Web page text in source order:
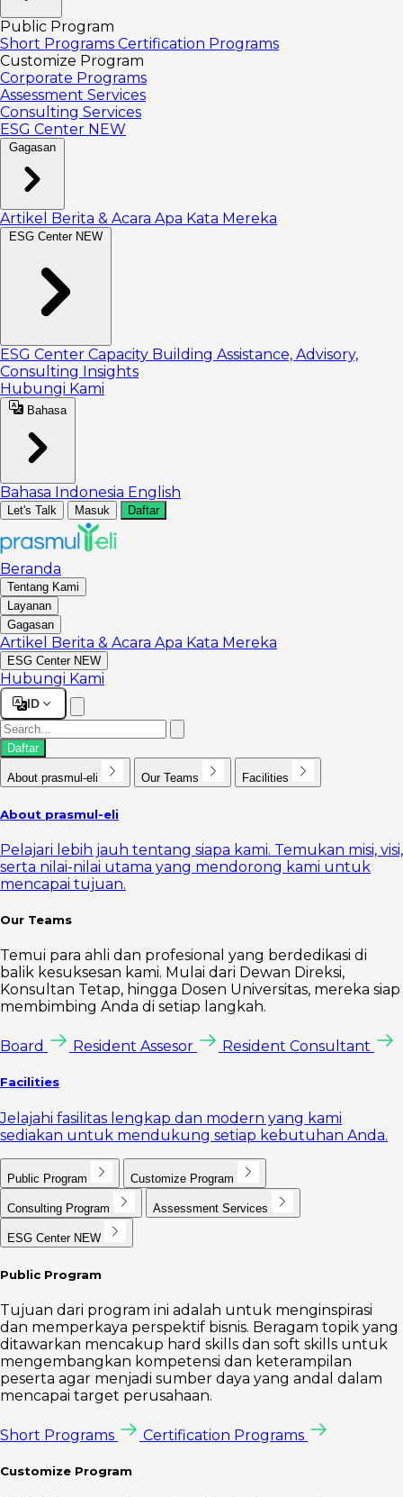
Public Program
Short Programs Certification Programs
Customize Program
Corporate Programs
Assessment Services
Consulting Services
ESG Center NEW
Gagasan
Artikel Berita & Acara Apa Kata Mereka
ESG Center NEW
ESG Center Capacity Building Assistance, Advisory,
Consulting Insights
Hubungi Kami
Bahasa
Bahasa Indonesia English
Let's Talk Masuk Daftar
Beranda
Tentang Kami
Layanan
Gagasan
Artikel Berita & Acara Apa Kata Mereka
ESG Center NEW
Hubungi Kami
ID
Daftar
About prasmul-eli Our Teams Facilities
About prasmul-eli
Pelajari lebih jauh tentang siapa kami. Temukan misi, visi,
serta nilai-nilai utama yang mendorong kami untuk
mencapai tujuan.
Our Teams
Temui para ahli dan profesional yang berdedikasi di
balik kesuksesan kami. Mulai dari Dewan Direksi,
Konsultan Tetap, hingga Dosen Universitas, mereka siap
membimbing Anda di setiap langkah.
Board Resident Assesor Resident Consultant
Facilities
Jelajahi fasilitas lengkap dan modern yang kami
sediakan untuk mendukung setiap kebutuhan Anda.
Public Program Customize Program
Consulting Program Assessment Services
ESG Center NEW
Public Program
Tujuan dari program ini adalah untuk menginspirasi
dan memperkaya perspektif bisnis. Beragam topik yang
ditawarkan mencakup hard skills dan soft skills untuk
mengembangkan kompetensi dan keterampilan
peserta agar menjadi sumber daya yang andal dalam
mencapai target perusahaan.
Short Programs Certification Programs
Customize Program